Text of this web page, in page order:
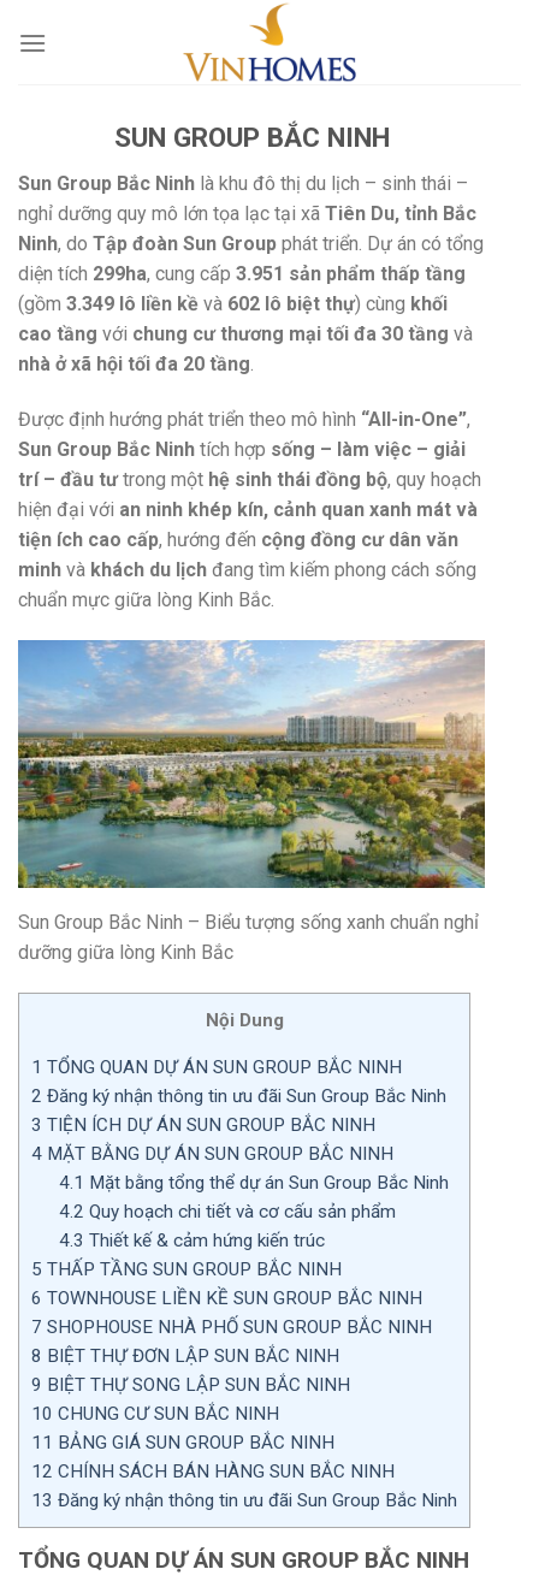
SUN GROUP BẮC NINH
Sun Group Bắc Ninh là khu đô thị du lịch – sinh thái –
nghỉ dưỡng quy mô lớn tọa lạc tại xã Tiên Du, tỉnh Bắc
Ninh, do Tập đoàn Sun Group phát triển. Dự án có tổng
diện tích 299ha, cung cấp 3.951 sản phẩm thấp tầng
(gồm 3.349 lô liền kề và 602 lô biệt thự) cùng khối
cao tầng với chung cư thương mại tối đa 30 tầng và
nhà ở xã hội tối đa 20 tầng.
Được định hướng phát triển theo mô hình “All-in-One”,
Sun Group Bắc Ninh tích hợp sống – làm việc – giải
trí – đầu tưtrong một hệ sinh thái đồng bộ, quy hoạch
hiện đại với an ninh khép kín, cảnh quan xanh mát và
tiện ích cao cấp, hướng đến cộng đồng cư dân văn
minh và khách du lịch đang tìm kiếm phong cách sống
chuẩn mực giữa lòng Kinh Bắc.
Sun Group Bắc Ninh – Biểu tượng sống xanh chuẩn nghỉ
dưỡng giữa lòng Kinh Bắc
Nội Dung
1 TỔNG QUAN DỰ ÁN SUN GROUP BẮC NINH
2 Đăng ký nhận thông tin ưu đãi Sun Group Bắc Ninh
3 TIỆN ÍCH DỰ ÁN SUN GROUP BẮC NINH
4 MẶT BẰNG DỰ ÁN SUN GROUP BẮC NINH
4.1 Mặt bằng tổng thể dự án Sun Group Bắc Ninh
4.2 Quy hoạch chi tiết và cơ cấu sản phẩm
4.3 Thiết kế & cảm hứng kiến trúc
5 THẤP TẦNG SUN GROUP BẮC NINH
6 TOWNHOUSE LIỀN KỀ SUN GROUP BẮC NINH
7 SHOPHOUSE NHÀ PHỐ SUN GROUP BẮC NINH
8 BIỆT THỰ ĐƠN LẬP SUN BẮC NINH
9 BIỆT THỰ SONG LẬP SUN BẮC NINH
10 CHUNG CƯ SUN BẮC NINH
11 BẢNG GIÁ SUN GROUP BẮC NINH
12 CHÍNH SÁCH BÁN HÀNG SUN BẮC NINH
13 Đăng ký nhận thông tin ưu đãi Sun Group Bắc Ninh
TỔNG QUAN DỰ ÁN SUN GROUP BẮC NINH